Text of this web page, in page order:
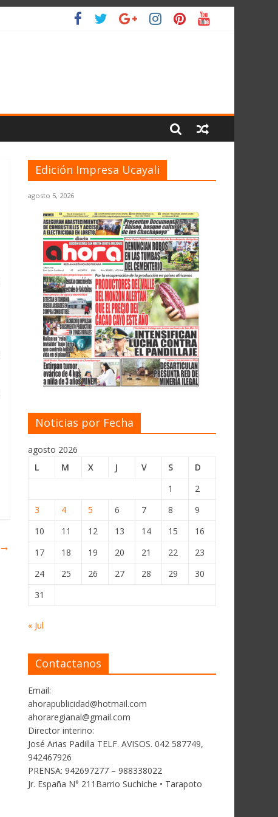
→
Edición Impresa Ucayali
agosto 5, 2026
Noticias por Fecha
agosto 2026
L
M X J V S
D
1
2
3
4 5 6 7 8
9
10
11 12 13 14 15
16
17
18 19 20 21 22
23
24
25 26 27 28 29
30
31
« Jul
Contactanos
Email:
ahorapublicidad@hotmail.com
ahoraregianal@gmail.com
Director interino:
José Arias Padilla TELF. AVISOS. 042 587749,
942467926
PRENSA: 942697277 – 988338022
Jr. España N° 211Barrio Suchiche • Tarapoto